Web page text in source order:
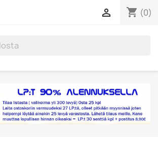
shopping_cart (0)
